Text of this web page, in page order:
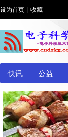
设为首页 收藏
快讯 公益